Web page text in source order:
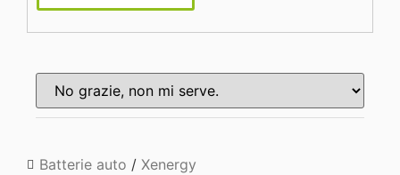
Batterie auto / Xenergy